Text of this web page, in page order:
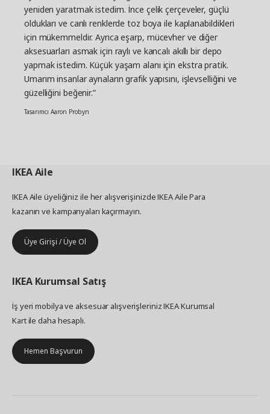
yeniden yaratmak istedim. İnce çelik çerçeveler, güçlü
oldukları ve canlı renklerde toz boya ile kaplanabildikleri
için mükemmeldir. Ayrıca eşarp, mücevher ve diğer
aksesuarları asmak için raylı ve kancalı akıllı bir depo
yapmak istedim. Küçük yaşam alanı için ekstra pratik.
Umarım insanlar aynaların grafik yapısını, işlevselliğini ve
güzelliğini beğenir.”
Tasarımcı Aaron Probyn
IKEAAile
IKEA Aile üyeliğiniz ile her alışverişinizde IKEA Aile Para
kazanın ve kampanyaları kaçırmayın.
Üye Girişi / Üye Ol
IKEA Kurumsal Satış
İş yeri mobilya ve aksesuar alışverişleriniz IKEA Kurumsal
Kart ile daha hesaplı.
Hemen Başvurun